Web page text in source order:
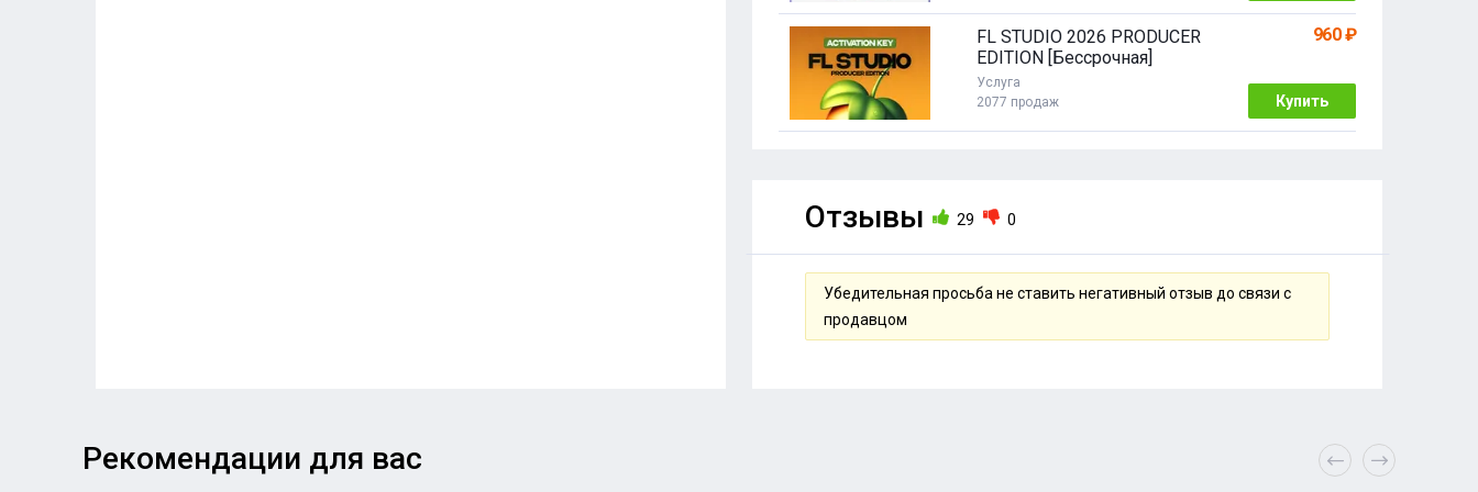
FL STUDIO 2026 PRODUCER
EDITION [Бессрочная]
Услуга
2077 продаж
960 ₽
Купить
Отзывы 29 0
Убедительная просьба не ставить негативный отзыв до связи с
продавцом
Рекомендации для вас